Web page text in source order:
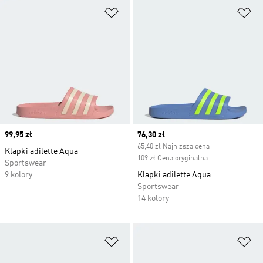
Price
99,95 zł
Klapki adilette Aqua
Sportswear
9 kolory
Current price
76,30 zł
65,40 zł Najniższa cena
109 zł Cena oryginalna
Klapki adilette Aqua
Sportswear
14 kolory